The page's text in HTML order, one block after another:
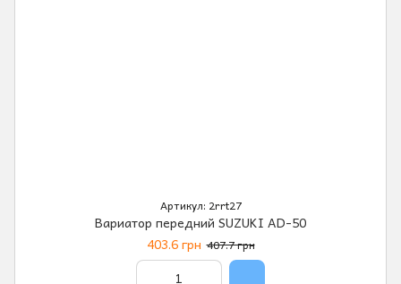
Артикул: 2rrt27
Вариатор передний SUZUKI AD-50
403.6 грн 407.7 грн